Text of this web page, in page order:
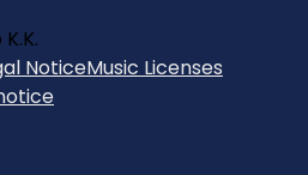
NoticeMusic Licenses